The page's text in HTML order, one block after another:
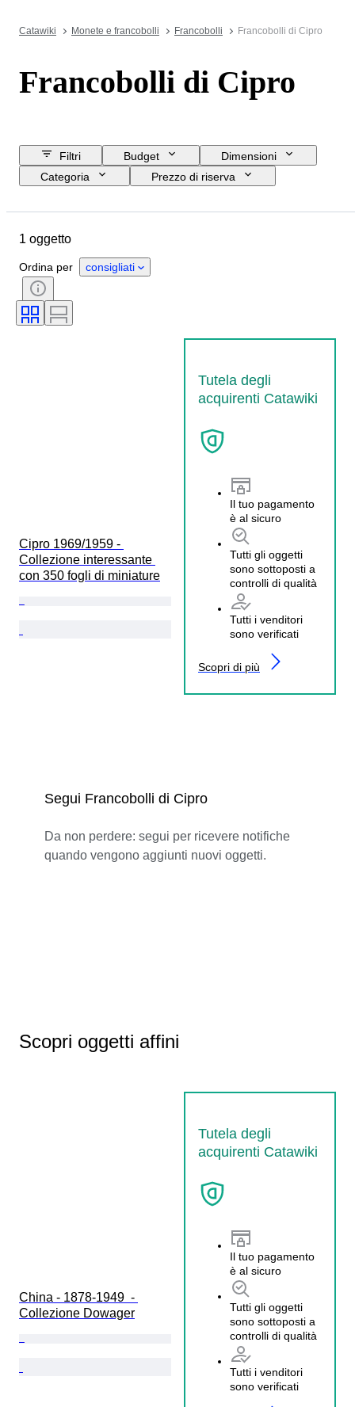
Catawiki Monete e francobolli Francobolli Francobolli di Cipro
Francobolli di Cipro
Filtri Budget
Dimensioni
Categoria
Prezzo di riserva
Paese d’origine
1 oggetto
Ordina per consigliati
Cipro 1969/1959 -
Collezione interessante
con 350 fogli di miniature
Tutela degli
acquirenti Catawiki
Il tuo pagamento
è al sicuro
Tutti gli oggetti
sono sottoposti a
controlli di qualità
Tutti i venditori
sono verificati
Scopri di più
Segui Francobolli di Cipro
Da non perdere: segui per ricevere notifiche
quando vengono aggiunti nuovi oggetti.
Scopri oggetti affini
Tutela degli
acquirenti Catawiki
Il tuo pagamento
è al sicuro
Tutti gli oggetti
sono sottoposti a
controlli di qualità
Tutti i venditori
sono verificati
China - 1878-1949  -
Collezione Dowager